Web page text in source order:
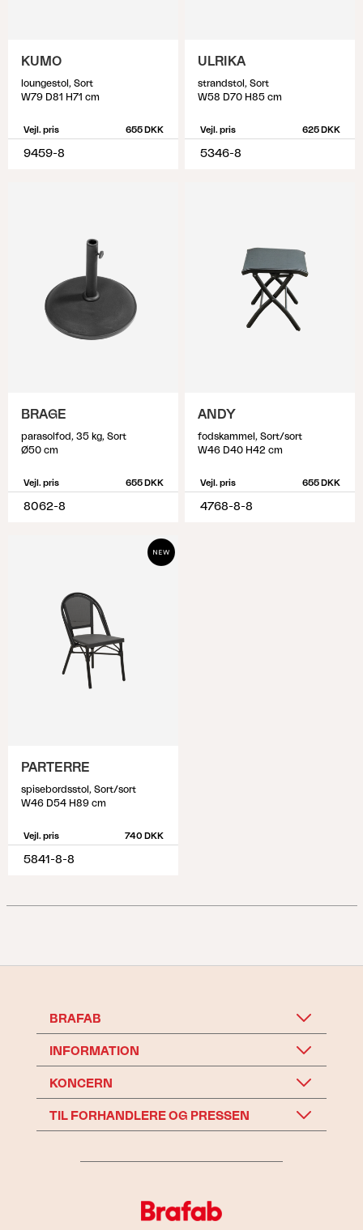
KUMO
loungestol, Sort
W79 D81 H71 cm
Vejl. pris 655 DKK
9459-8
ULRIKA
strandstol, Sort
W58 D70 H85 cm
Vejl. pris 625 DKK
5346-8
BRAGE
parasolfod, 35 kg, Sort
Ø50 cm
Vejl. pris 655 DKK
8062-8
ANDY
fodskammel, Sort/sort
W46 D40 H42 cm
Vejl. pris 655 DKK
4768-8-8
PARTERRE
spisebordsstol, Sort/sort
W46 D54 H89 cm
Vejl. pris 740 DKK
5841-8-8
BRAFAB
INFORMATION
KONCERN
TIL FORHANDLERE OG PRESSEN